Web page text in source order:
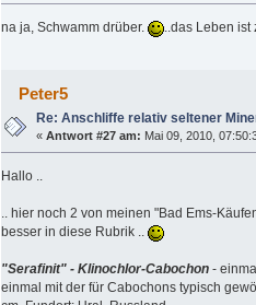
na ja, Schwamm drüber. ..das Leben
Peter5
Re: Anschliffe relativ seltener
«Antwort #27 am: Mai 09, 2010,
Hallo ..
.. hier noch 2 von meinen "Bad Ems-
besser in diese Rubrik ..
"Serafinit" - Klinochlor-Cabochon -
einmal mit der für Cabochons typisch